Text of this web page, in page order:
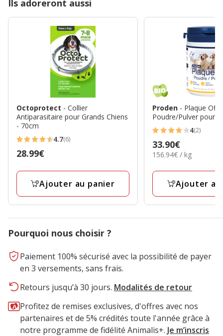
Ils adoreront aussi
Octoprotect - Collier
Antiparasitaire pour Grands Chiens
- 70cm
4.7
étoiles
avec
avis
4.7(6)
Prix
28.99€
Ajouter au panier
Proden - Plaque Off
Poudre/Pulver pour
4
étoiles
avec
2
4(2)
Prix
33.90€
33.90€
156.94€
Kg
156.94€ / kg
Ajouter
Pourquoi nous choisir ?
Paiement 100% sécurisé avec la possibilité de payer
en 3 versements, sans frais.
Retours jusqu’à 30 jours. Modalités de retour
Profitez de remises exclusives, d'offres avec nos
partenaires et de 5% crédités toute l'année grâce à
notre programme de fidélité Animalis+. Je m’inscris